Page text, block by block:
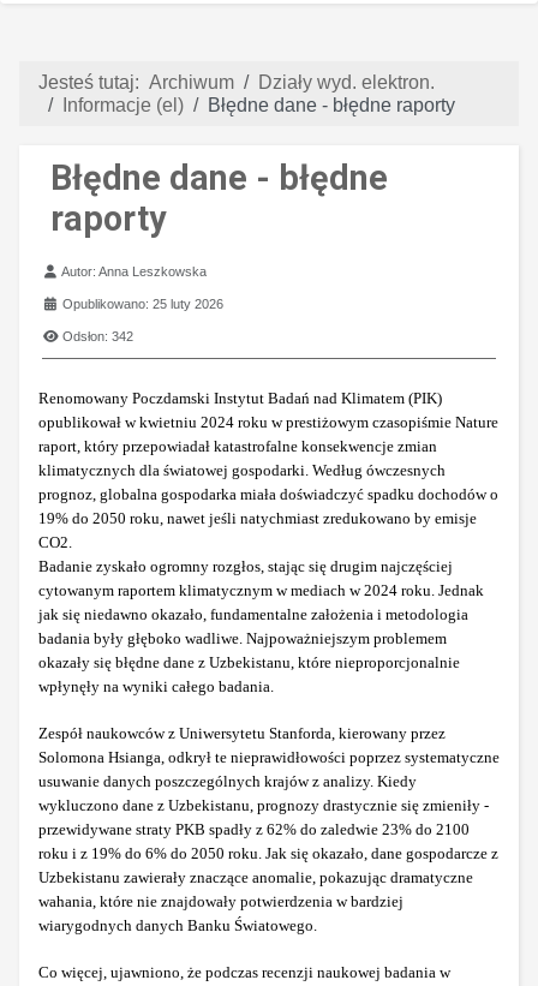
Jesteś tutaj: Archiwum
Działy wyd. elektron.
Informacje (el)
Błędne dane - błędne raporty
Błędne dane - błędne
raporty
Szczegóły
Autor:Anna Leszkowska
Opublikowano: 25 luty 2026
Odsłon: 342
Renomowany Poczdamski Instytut Badań nad Klimatem (PIK)
opublikował w kwietniu 2024 roku w prestiżowym czasopiśmie Nature
raport, który przepowiadał katastrofalne konsekwencje zmian
klimatycznych dla światowej gospodarki. Według ówczesnych
prognoz, globalna gospodarka miała doświadczyć spadku dochodów o
19% do 2050 roku, nawet jeśli natychmiast zredukowano by emisje
CO2.
Badanie zyskało ogromny rozgłos, stając się drugim najczęściej
cytowanym raportem klimatycznym w mediach w 2024 roku. Jednak
jak się niedawno okazało, fundamentalne założenia i metodologia
badania były głęboko wadliwe. Najpoważniejszym problemem
okazały się błędne dane z Uzbekistanu, które nieproporcjonalnie
wpłynęły na wyniki całego badania.
Zespół naukowców z Uniwersytetu Stanforda, kierowany przez
Solomona Hsianga, odkrył te nieprawidłowości poprzez systematyczne
usuwanie danych poszczególnych krajów z analizy. Kiedy
wykluczono dane z Uzbekistanu, prognozy drastycznie się zmieniły -
przewidywane straty PKB spadły z 62% do zaledwie 23% do 2100
roku i z 19% do 6% do 2050 roku. Jak się okazało, dane gospodarcze z
Uzbekistanu zawierały znaczące anomalie, pokazując dramatyczne
wahania, które nie znajdowały potwierdzenia w bardziej
wiarygodnych danych Banku Światowego.
Co więcej, ujawniono, że podczas recenzji naukowej badania w